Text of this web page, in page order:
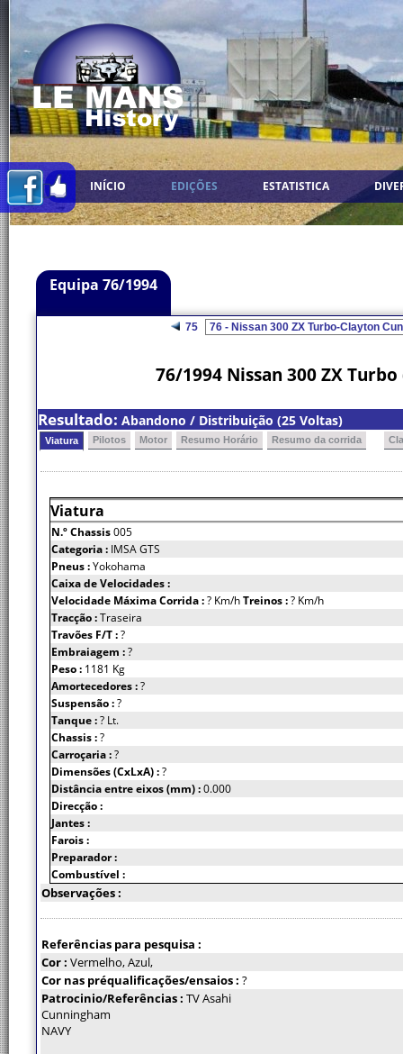
INÍCIO EDIÇÕES ESTATISTICA
Equipa 76/1994
75
76/1994 Nissan 300 ZX
Resultado: Abandono / Distribuição (25 Voltas)
Viatura Pilotos Motor Resumo Horário Resumo da corrida
Viatura
N.º Chassis005
Categoria : IMSA GTS
Pneus :Yokohama
Caixa de Velocidades :
Velocidade Máxima Corrida :? Km/hTreinos :? Km/h
Tracção :Traseira
Travões F/T :?
Embraiagem :?
Peso : 1181 Kg
Amortecedores :?
Suspensão :?
Tanque :? Lt.
Chassis :?
Carroçaria :?
Dimensões (CxLxA) :?
Distância entre eixos (mm) :0.000
Direcção :
Jantes :
Farois :
Preparador :
Combustível :
Observações :
Referências para pesquisa :
Cor : Vermelho, Azul,
Cor nas préqualificações/ensaios : ?
Patrocinio/Referências : TV Asahi
Cunningham
NAVY